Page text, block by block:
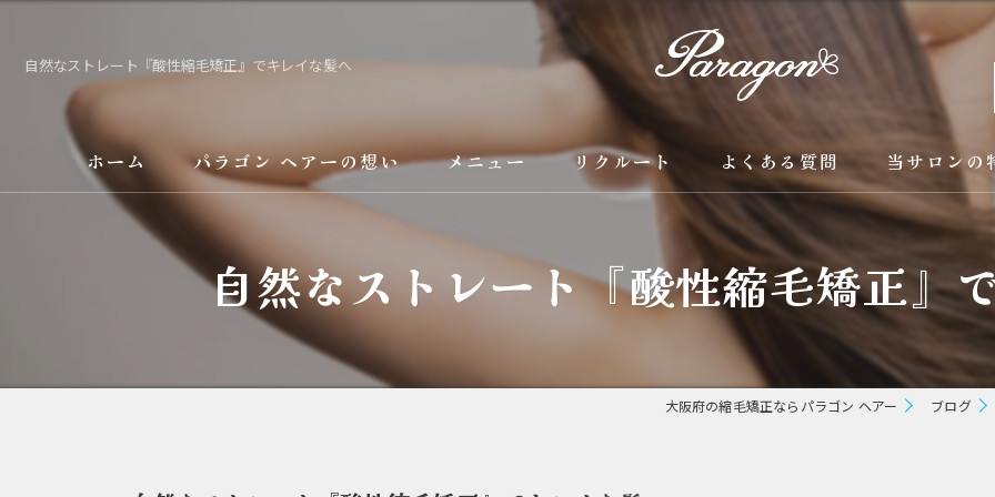
自然なストレート『酸性縮毛矯正』でキレイな髪へ
ホーム パラゴン ヘアーの想い
サービス
メニュー リクルート よくある質問 当サロンの
京都の縮毛矯正
カラー
トリートメント
ブリーチ縮毛
自然なストレート『酸性縮毛矯正』
大阪府の縮毛矯正ならパラゴン ヘアー ブログ